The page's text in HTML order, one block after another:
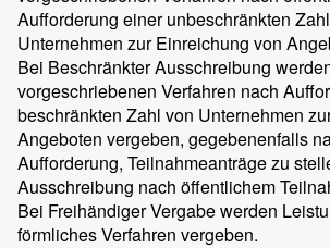
Aufforderung einer unbeschränkten
Unternehmen zur Einreichung von
Bei Beschränkter Ausschreibung
vorgeschriebenen Verfahren nach
beschränkten Zahl von Unternehmen
Angeboten vergeben, gegebenenfalls
Aufforderung, Teilnahmeanträge zu
Ausschreibung nach öffentlichem
Bei Freihändiger Vergabe werden
förmliches Verfahren vergeben.